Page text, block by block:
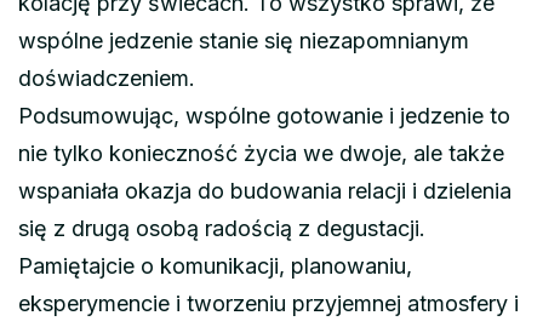
wspólne jedzenie stanie się niezapomnianym
doświadczeniem.
Podsumowując, wspólne gotowanie i jedzenie to
nie tylko konieczność życia we dwoje, ale także
wspaniała okazja do budowania relacji i dzielenia
się z drugą osobą radością z degustacji.
Pamiętajcie o komunikacji, planowaniu,
eksperymencie i tworzeniu przyjemnej atmosfery i